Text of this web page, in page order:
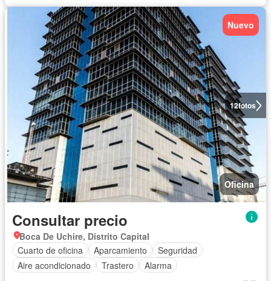
12fotos
Nuevo
Oficina
Consultar precio
Boca De Uchire, Distrito Capital
Cuarto de oficina
Aparcamiento
Seguridad
Aire acondicionado
Trastero Alarma